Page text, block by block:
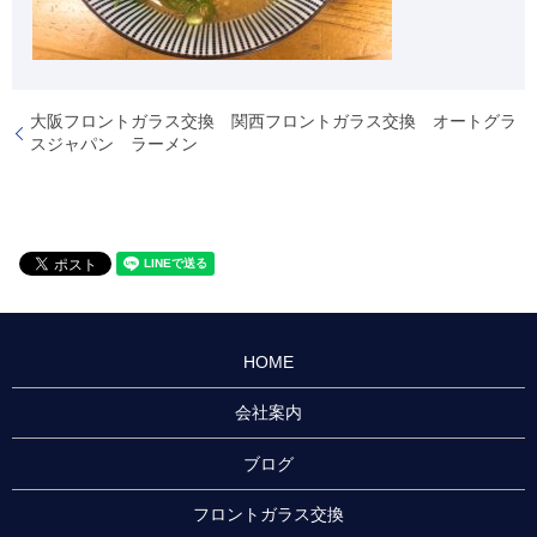
大阪フロントガラス交換 関西フロントガラス交換 オートグラ
スジャパン ラーメン
HOME
会社案内
ブログ
フロントガラス交換